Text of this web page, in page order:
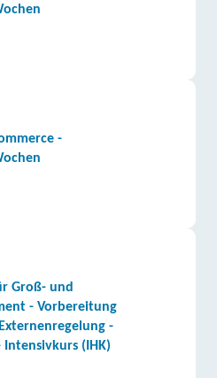
-
Groß- und
- Vorbereitung
-
(IHK)